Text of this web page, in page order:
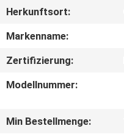
UNS
AUSFLUG
Herkunftsort:
Markenname:
Zertifizierung:
Modellnummer:
Min Bestellmenge: